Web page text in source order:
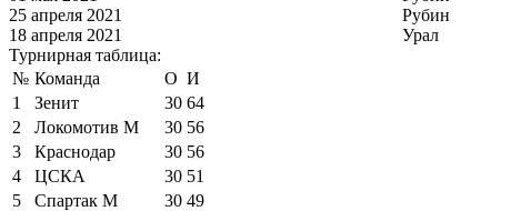
25 апреля 2021
Рубин
18 апреля 2021
Урал
Турнирная таблица:
№ Команда О И
1
Зенит 30 64
2
Локомотив М 30 56
3
Краснодар 30 56
4
ЦСКА 30 51
5
Спартак М 30 49